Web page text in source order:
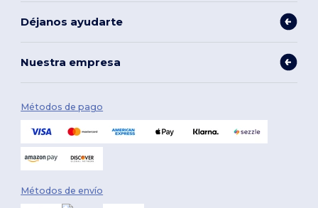
Déjanos ayudarte
Nuestra empresa
Métodos de pago
Métodos de envío